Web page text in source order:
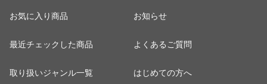
お気に入り商品
最近チェックした商品
取り扱いジャンル一覧
お知らせ
よくあるご質問
はじめての方へ